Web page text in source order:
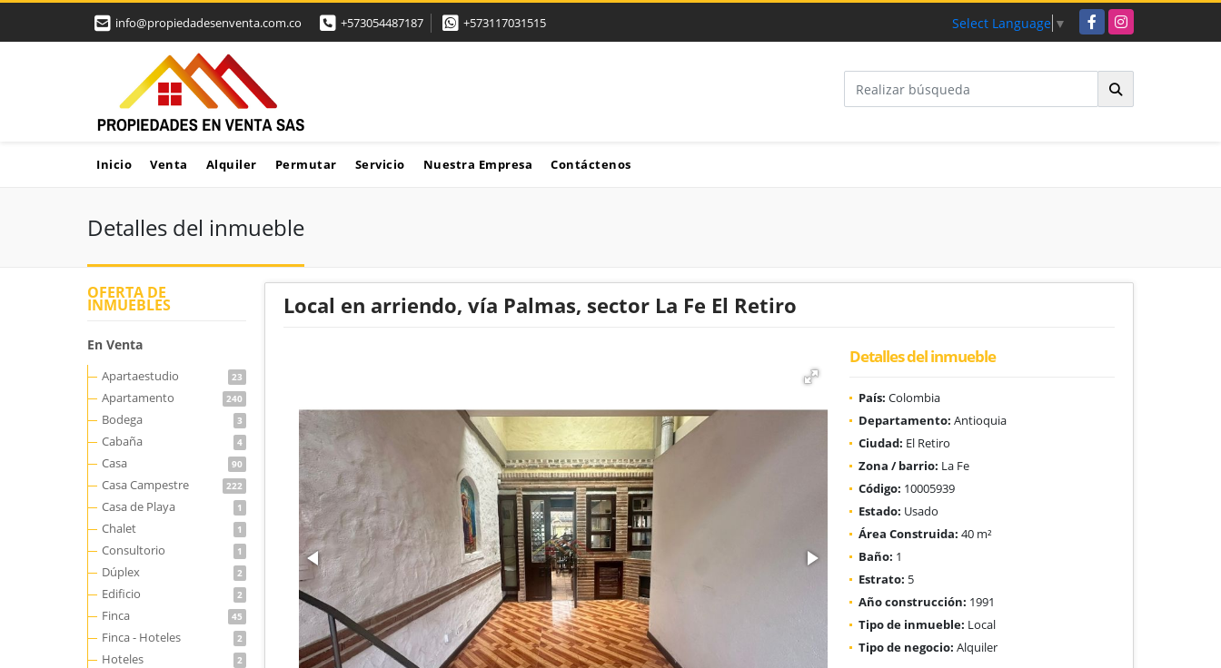
info@propiedadesenventa.com.co +573054487187 +573117031515 Select Language ▼ FacebookInstagram
Inicio Venta Alquiler Permutar Servicio Nuestra Empresa Contáctenos
Detalles del inmueble
OFERTA DE
INMUEBLES
En Venta
Apartaestudio 23
Apartamento 240
Bodega 3
Cabaña 4
Casa 90
Casa Campestre 222
Casa de Playa 1
Chalet 1
Consultorio 1
Dúplex 2
Edificio 2
Finca 45
Finca - Hoteles 2
Hoteles 2
Local en arriendo, vía Palmas, sector La Fe El Retiro
Detalles del inmueble
País: Colombia
Departamento: Antioquia
Ciudad: El Retiro
Zona / barrio: La Fe
Código: 10005939
Estado: Usado
Área Construida: 40 m²
Baño: 1
Estrato: 5
Año construcción: 1991
Tipo de inmueble: Local
Tipo de negocio: Alquiler